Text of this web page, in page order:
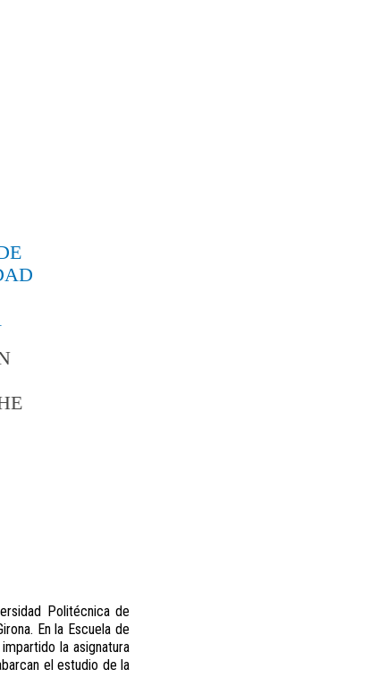
Politécnica de
En la Escuela de
la asignatura
el estudio de la